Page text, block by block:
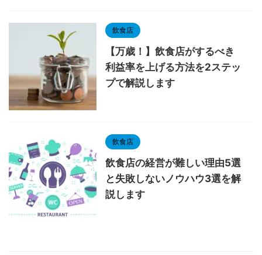
飲食店
【万歳！】飲食店がするべき
利益率を上げる方法を2ステッ
プで解説します
飲食店
飲食店の経営が難しい理由5選
と失敗しないノウハウ3選を解
説します